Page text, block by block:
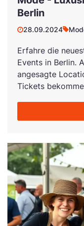
Berlin
28.09.2024
Erfahre die
Events in Berlin.
angesagte
Tickets